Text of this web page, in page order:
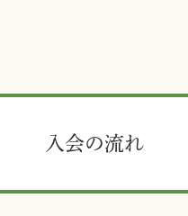
入会の流れ